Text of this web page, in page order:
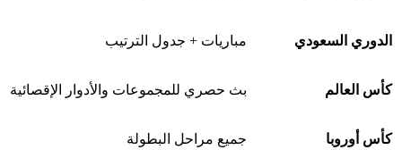
الدوري السعودي مباريات + جدول الترتيب
كأس العالم بث حصري للمجموعات والأدوار الإقصائية
كأس أوروبا جميع مراحل البطولة